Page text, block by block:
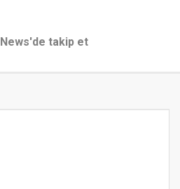
News'de takip et